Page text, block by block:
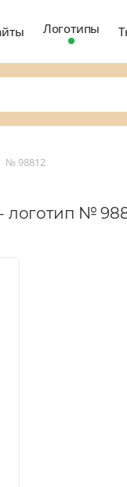
Логотипы
№ 98812
- логотип №